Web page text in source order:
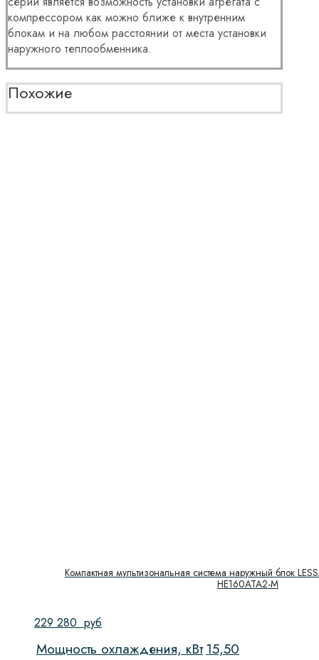
компрессором как можно ближе к внутренним
блокам и на любом расстоянии от места установки
наружного теплообменника.
Похожие
Компактная мультизональная система наружный блок
HE160ATA2-M
229 280 руб
Мощность охлаждения, кВт15,50